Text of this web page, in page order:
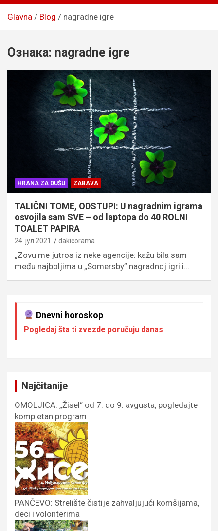
Glavna Blog nagradne igre
Ознака: nagradne igre
HRANA ZA DUŠU ZABAVA
TALIČNI TOME, ODSTUPI: U nagradnim igrama
osvojila sam SVE – od laptopa do 40 ROLNI
TOALET PAPIRA
24. јул 2021. dakicorama
„Zovu me jutros iz neke agencije: kažu bila sam
među najboljima u „Somersby” nagradnoj igri i…
Dnevni horoskop
Pogledaj šta ti zvezde poručuju danas
Najčitanije
OMOLJICA: „Žisel“ od 7. do 9. avgusta, pogledajte
kompletan program
PANČEVO: Strelište čistije zahvaljujući komšijama,
deci i volonterima